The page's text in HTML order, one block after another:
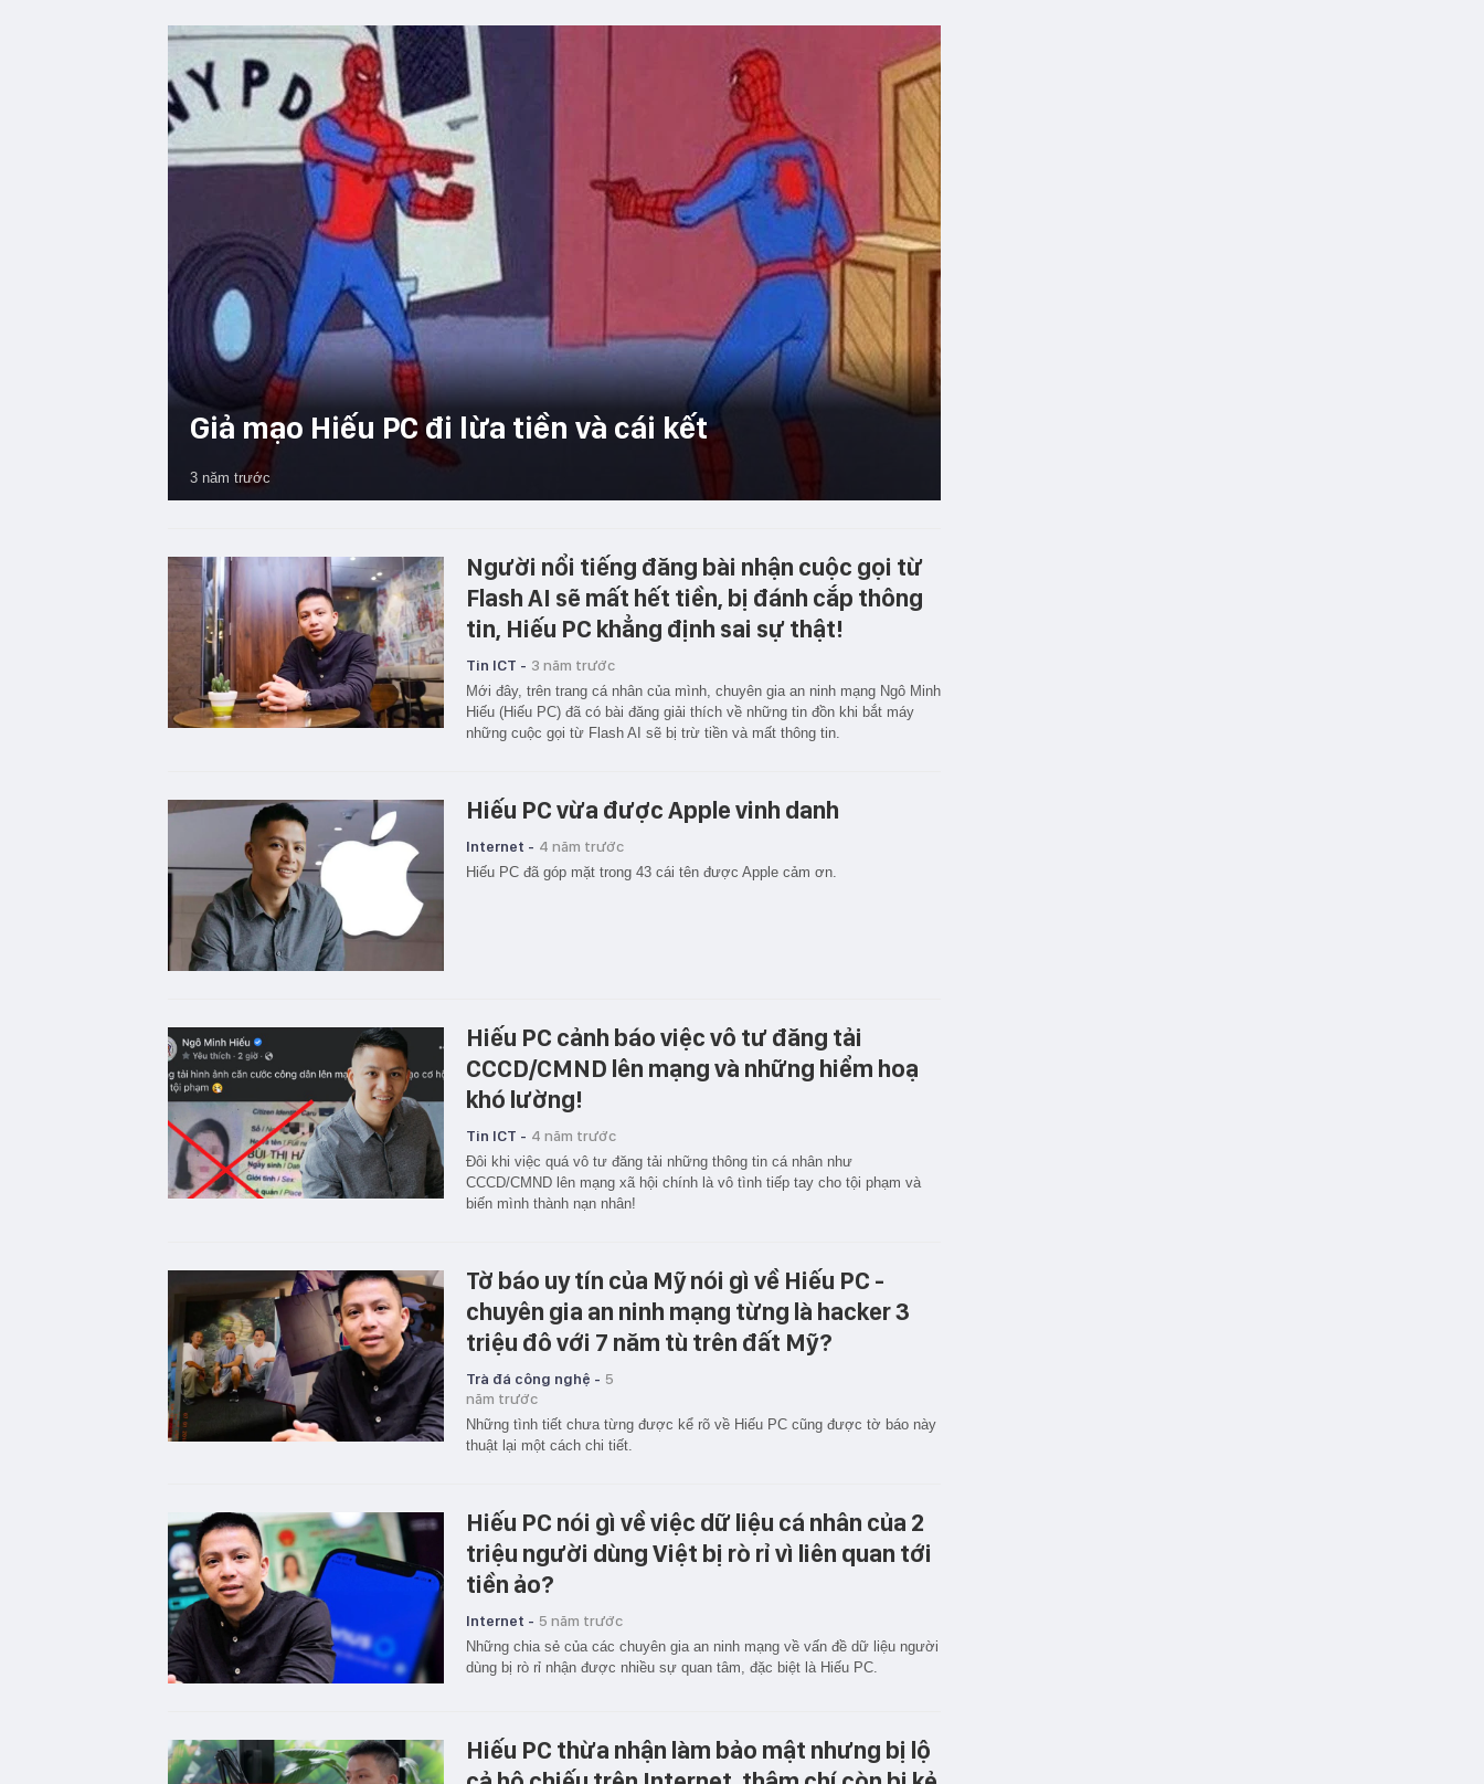
Giả mạo Hiếu PC đi lừa tiền và cái kết
3 năm trước
Người nổi tiếng đăng bài nhận cuộc gọi từ
Flash AI sẽ mất hết tiền, bị đánh cắp thông
tin, Hiếu PC khẳng định sai sự thật!
Tin ICT - 3 năm trước
Mới đây, trên trang cá nhân của mình, chuyên gia an ninh mạng Ngô Minh
Hiếu (Hiếu PC) đã có bài đăng giải thích về những tin đồn khi bắt máy
những cuộc gọi từ Flash AI sẽ bị trừ tiền và mất thông tin.
Hiếu PC vừa được Apple vinh danh
Internet - 4 năm trước
Hiếu PC đã góp mặt trong 43 cái tên được Apple cảm ơn.
Hiếu PC cảnh báo việc vô tư đăng tải
CCCD/CMND lên mạng và những hiểm hoạ
khó lường!
Tin ICT - 4 năm trước
Đôi khi việc quá vô tư đăng tải những thông tin cá nhân như
CCCD/CMND lên mạng xã hội chính là vô tình tiếp tay cho tội phạm và
biến mình thành nạn nhân!
Tờ báo uy tín của Mỹ nói gì về Hiếu PC -
chuyên gia an ninh mạng từng là hacker 3
triệu đô với 7 năm tù trên đất Mỹ?
Trà đá công nghệ - 5
năm trước
Những tình tiết chưa từng được kể rõ về Hiếu PC cũng được tờ báo này
thuật lại một cách chi tiết.
Hiếu PC nói gì về việc dữ liệu cá nhân của 2
triệu người dùng Việt bị rò rỉ vì liên quan tới
tiền ảo?
Internet - 5 năm trước
Những chia sẻ của các chuyên gia an ninh mạng về vấn đề dữ liệu người
dùng bị rò rỉ nhận được nhiều sự quan tâm, đặc biệt là Hiếu PC.
Hiếu PC thừa nhận làm bảo mật nhưng bị lộ